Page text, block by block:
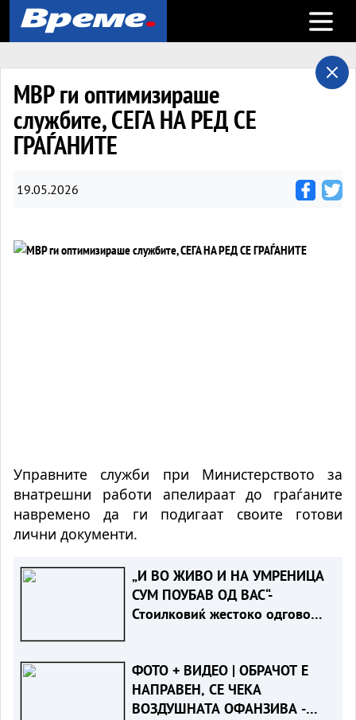
Open
МВР ги оптимизираше
службите, СЕГА НА РЕД СЕ
ГРАЃАНИТЕ
19.05.2026
Управните служби при Министерството за
внатрешни работи апелираат до граѓаните
навремено да ги подигаат своите готови
лични документи.
„И ВО ЖИВО И НА УМРЕНИЦА
СУМ ПОУБАВ ОД ВАС“-
Стоилковиќ жестоко одговори
ФОТО + ВИДЕО | ОБРАЧОТ Е
НАПРАВЕН, СЕ ЧЕКА
ВОЗДУШНАТА ОФАНЗИВА -